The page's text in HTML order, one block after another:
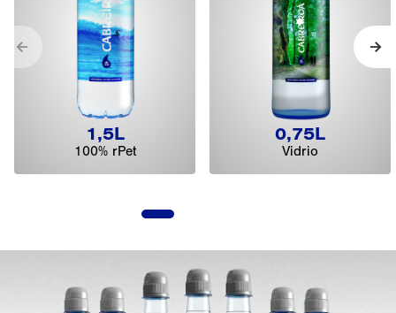
1,5L
100% rPet
0,75L
Vidrio
Anterior
1